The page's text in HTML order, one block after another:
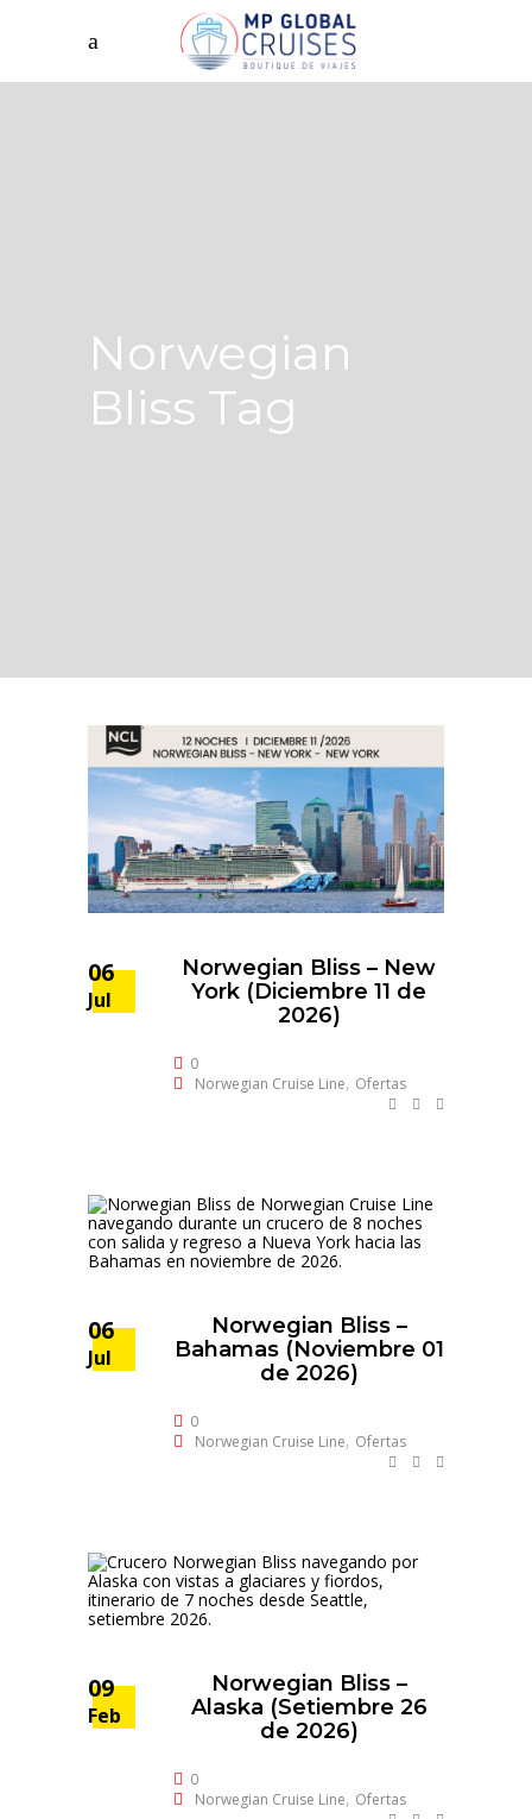
Norwegian
Bliss Tag
06
Jul
Norwegian Bliss – New
York (Diciembre 11 de
2026)
0
Norwegian Cruise Line, Ofertas
06
Jul
Norwegian Bliss –
Bahamas (Noviembre 01
de 2026)
0
Norwegian Cruise Line, Ofertas
09
Feb
Norwegian Bliss –
Alaska (Setiembre 26
de 2026)
0
Norwegian Cruise Line, Ofertas